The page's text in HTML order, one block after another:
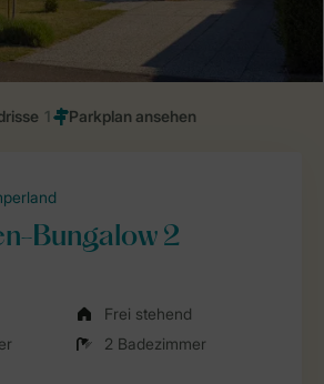
1
Bungalow 2
Frei stehend
2 Badezimmer